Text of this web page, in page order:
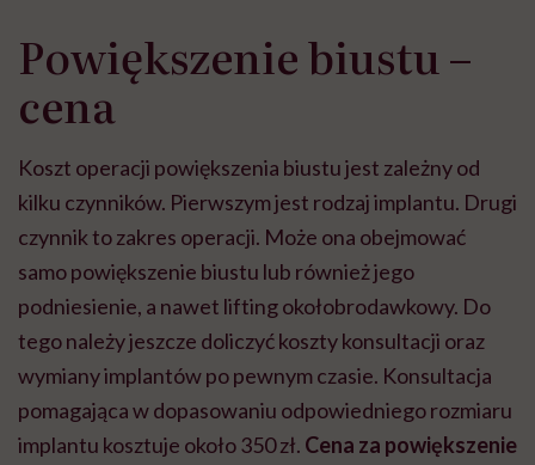
Powiększenie biustu –
cena
Koszt operacji powiększenia biustu jest zależny od
kilku czynników. Pierwszym jest rodzaj implantu. Drugi
czynnik to zakres operacji. Może ona obejmować
samo powiększenie biustu lub również jego
podniesienie, a nawet lifting okołobrodawkowy. Do
tego należy jeszcze doliczyć koszty konsultacji oraz
wymiany implantów po pewnym czasie. Konsultacja
pomagająca w dopasowaniu odpowiedniego rozmiaru
implantu kosztuje około 350 zł. Cena za powiększenie